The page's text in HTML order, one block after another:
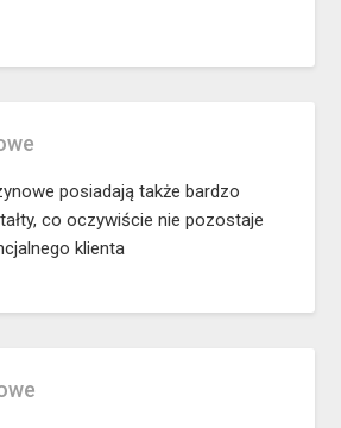
posiadają także bardzo
co oczywiście nie pozostaje
klienta